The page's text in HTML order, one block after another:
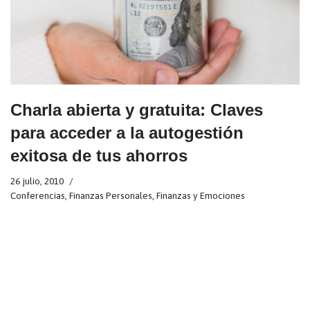
Charla abierta y gratuita: Claves
para acceder a la autogestión
exitosa de tus ahorros
26 julio, 2010
Conferencias Finanzas Personales Finanzas y Emociones